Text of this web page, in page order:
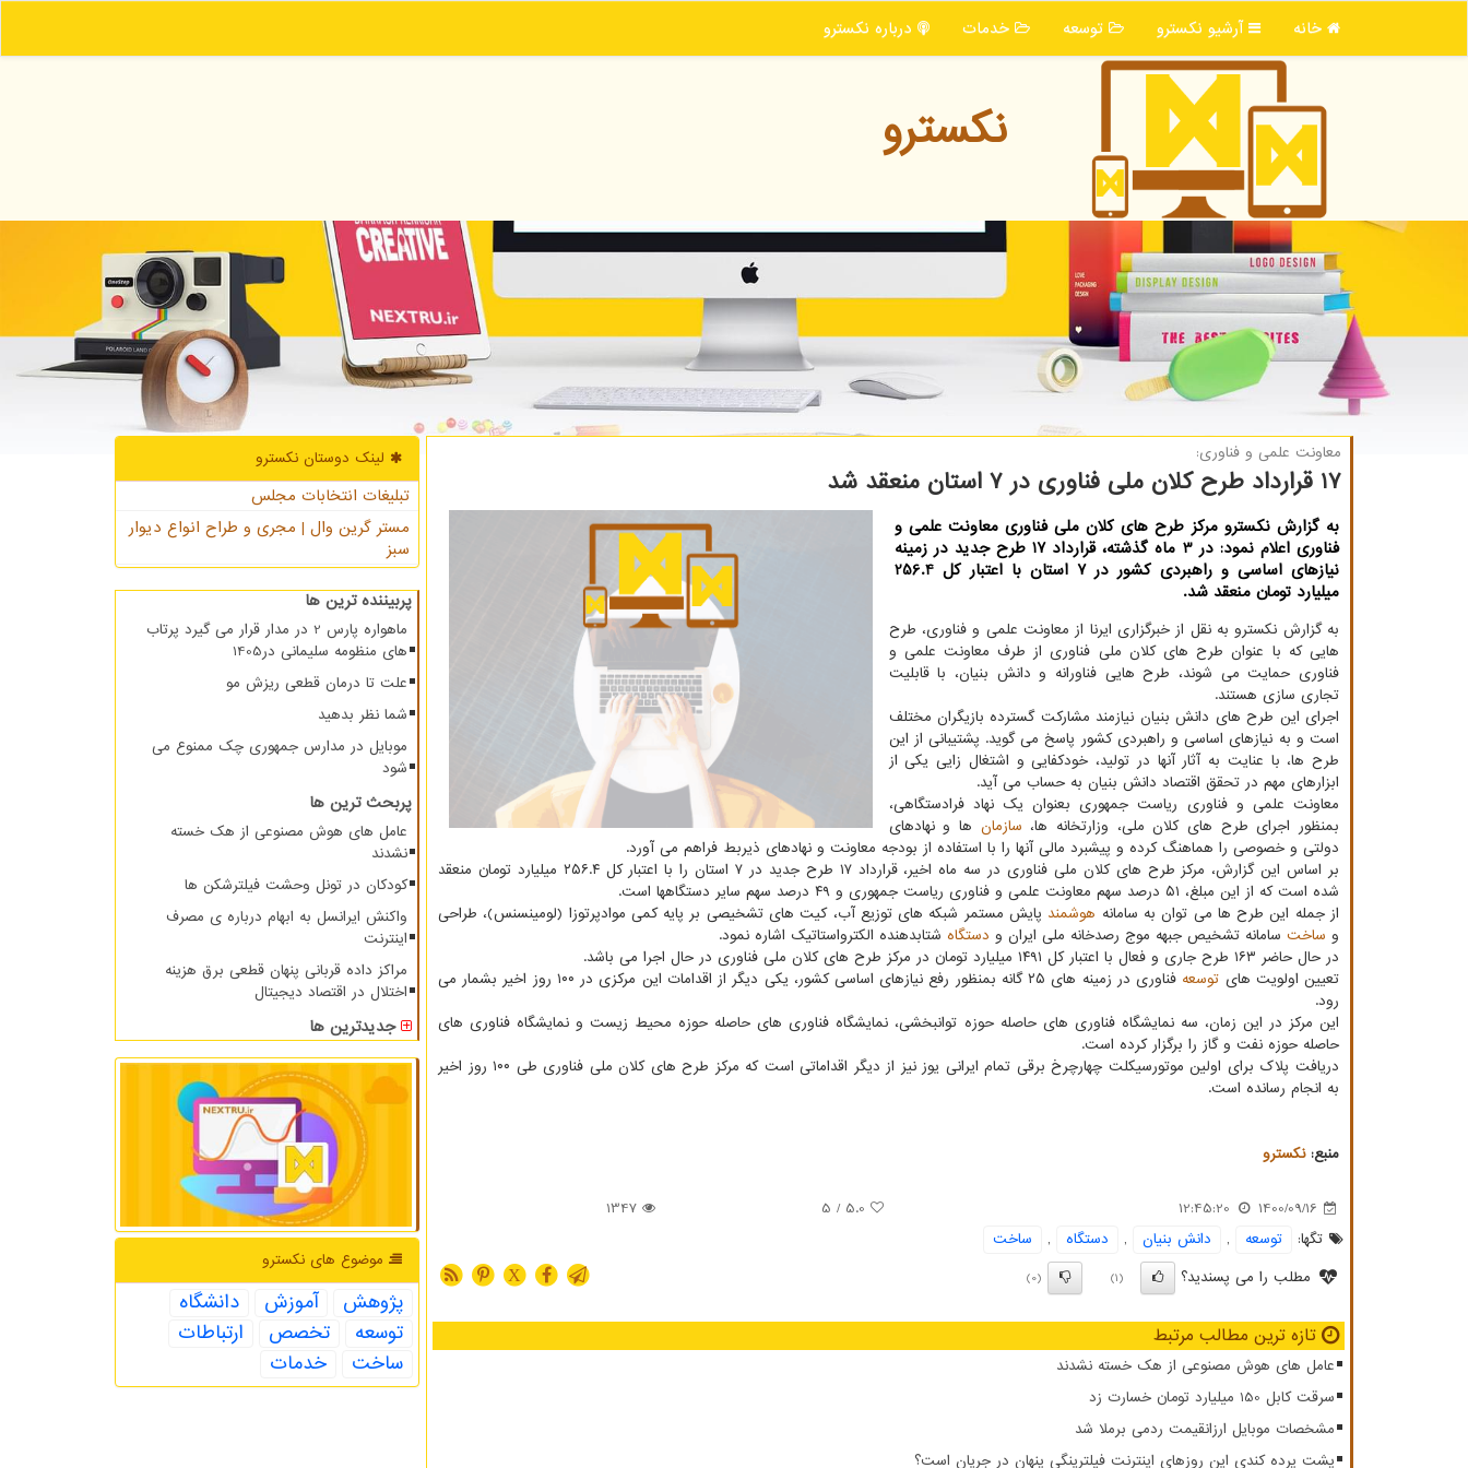
خانه آرشیو نكسترو توسعه خدمات درباره نكسترو
نكسترو
معاونت علمی و فناوری:
17 قرارداد طرح کلان ملی فناوری در 7 استان منعقد شد
به گزارش نکسترو مرکز طرح های کلان ملی فناوری معاونت علمی و
فناوری اعلام نمود: در 3 ماه گذشته، قرارداد 17 طرح جدید در زمینه
نیازهای اساسی و راهبردی کشور در 7 استان با اعتبار کل 256.4
میلیارد تومان منعقد شد.
به گزارش نکسترو به نقل از خبرگزاری ایرنا از معاونت علمی و فناوری، طرح
هایی که با عنوان طرح های کلان ملی فناوری از طرف معاونت علمی و
فناوری حمایت می شوند، طرح هایی فناورانه و دانش بنیان، با قابلیت
تجاری سازی هستند.
اجرای این طرح های دانش بنیان نیازمند مشارکت گسترده بازیگران مختلف
است و به نیازهای اساسی و راهبردی کشور پاسخ می گوید. پشتیبانی از این
طرح ها، با عنایت به آثار آنها در تولید، خودکفایی و اشتغال زایی یکی از
ابزارهای مهم در تحقق اقتصاد دانش بنیان به حساب می آید.
معاونت علمی و فناوری ریاست جمهوری بعنوان یک نهاد فرادستگاهی،
بمنظور اجرای طرح های کلان ملی، وزارتخانه ها، سازمان ها و نهادهای
دولتی و خصوصی را هماهنگ کرده و پیشبرد مالی آنها را با استفاده از بودجه معاونت و نهادهای ذیربط فراهم می آورد.
بر اساس این گزارش، مرکز طرح های کلان ملی فناوری در سه ماه اخیر، قرارداد ۱۷ طرح جدید در ۷ استان را با اعتبار کل ۲۵۶.۴ میلیارد تومان منعقد
شده است که از این مبلغ، ۵۱ درصد سهم معاونت علمی و فناوری ریاست جمهوری و ۴۹ درصد سهم سایر دستگاهها است.
از جمله این طرح ها می توان به سامانه هوشمند پایش مستمر شبکه های توزیع آب، کیت های تشخیصی بر پایه کمی موادپرتوزا (لومینسنس)، طراحی
و ساخت سامانه تشخیص جبهه موج رصدخانه ملی ایران و دستگاه شتابدهنده الکترواستاتیک اشاره نمود.
در حال حاضر ۱۶۳ طرح جاری و فعال با اعتبار کل ۱۴۹۱ میلیارد تومان در مرکز طرح های کلان ملی فناوری در حال اجرا می باشد.
تعیین اولویت های توسعه
فناوری در زمینه های ۲۵ گانه بمنظور رفع نیازهای اساسی کشور، یکی دیگر از اقدامات این مرکزی در ۱۰۰ روز اخیر بشمار می
رود.
این مرکز در این زمان، سه نمایشگاه فناوری های حاصله حوزه توانبخشی، نمایشگاه فناوری های حاصله حوزه محیط زیست و نمایشگاه فناوری های
حاصله حوزه نفت و گاز را برگزار کرده است.
دریافت پلاک برای اولین موتورسیکلت چهارچرخ برقی تمام ایرانی یوز نیز از دیگر اقداماتی است که مرکز طرح های کلان ملی فناوری طی ۱۰۰ روز اخیر
به انجام رسانده است.
منبع:نكسترو
1400/09/16
12:45:20
5.0
/ 5
1347
تگها:
توسعه , دانش بنیان , دستگاه ,
ساخت
مطلب را می پسندید؟
(1)
(0)
X
تازه ترین مطالب مرتبط
عامل های هوش مصنوعی از هک خسته نشدند
سرقت کابل 150 میلیارد تومان خسارت زد
مشخصات موبایل ارزانقیمت ردمی برملا شد
پشت پرده کندی این روزهای اینترنت فیلترینگی پنهان در جریان است؟
لینک دوستان نكسترو
تبلیغات انتخابات مجلس
مستر گرین وال | مجری و طراح انواع دیوار
سبز
پربیننده ترین ها
ماهواره پارس 2 در مدار قرار می گیرد پرتاب
های منظومه سلیمانی در1405
علت تا درمان قطعی ریزش مو
شما نظر بدهید
موبایل در مدارس جمهوری چک ممنوع می
شود
پربحث ترین ها
عامل های هوش مصنوعی از هک خسته
نشدند
کودکان در تونل وحشت فیلترشکن ها
واکنش ایرانسل به ابهام درباره ی مصرف
اینترنت
مراکز داده قربانی پنهان قطعی برق هزینه
اختلال در اقتصاد دیجیتال
جدیدترین ها
موضوع های نكسترو
پژوهش آموزش
دانشگاه
توسعه
تخصص
ارتباطات
ساخت
خدمات